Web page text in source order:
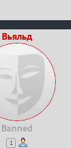
Вьяльд
Banned
1